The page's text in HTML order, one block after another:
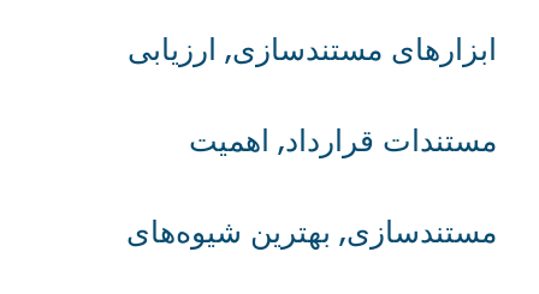
ابزارهای مستندسازی, ارزیابی
مستندات قرارداد, اهمیت
مستندسازی, بهترین شیوه‌های